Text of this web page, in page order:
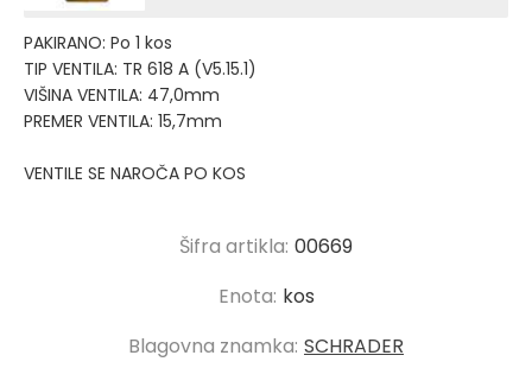
PAKIRANO: Po 1 kos
TIP VENTILA: TR 618 A (V5.15.1)
VIŠINA VENTILA: 47,0mm
PREMER VENTILA: 15,7mm
VENTILE SE NAROČA PO KOS
Šifra artikla: 00669
Enota: kos
Blagovna znamka: SCHRADER